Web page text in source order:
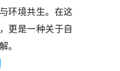
环境共生。在这
更是一种关于自
。